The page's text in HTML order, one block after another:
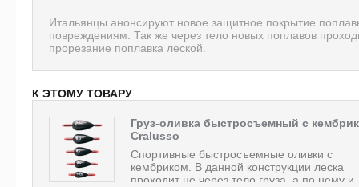
Итальянцы анонсируют новое защитное покрытие
повреждениям. Так же через тело новых поплавов
прорезание поплавка леской.
К ЭТОМУ ТОВАРУ
Груз-оливка быстросъемный с
Cralusso
Спортивные быстросъемные оливки с
кембриком. В данной конструкции леска
проходит не через тело груза, а по нему